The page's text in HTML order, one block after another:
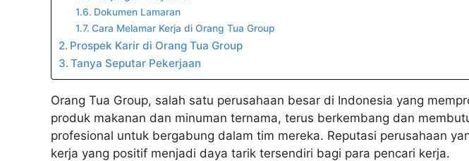
Dokumen Lamaran
Cara Melamar Kerja di Orang Tua Group
Prospek Karir di Orang Tua Group
Tanya Seputar Pekerjaan
Orang Tua Group, salah satu perusahaan besar di Indonesia yang
produk makanan dan minuman ternama, terus berkembang dan
profesional untuk bergabung dalam tim mereka. Reputasi perusahaan
kerja yang positif menjadi daya tarik tersendiri bagi para pencari kerja.